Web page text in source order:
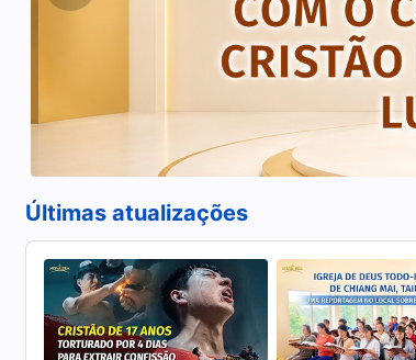
Últimas atualizações